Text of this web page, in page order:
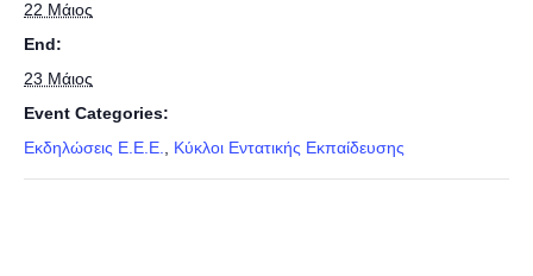
22 Μάιος
End:
23 Μάιος
Event Categories:
Εκδηλώσεις E.E.E., Κύκλοι Εντατικής Εκπαίδευσης